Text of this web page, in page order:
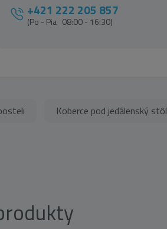
+421 222 205 857
(Po - Pia 08:00 - 16:30)
Koberce pod jedálenský stôl